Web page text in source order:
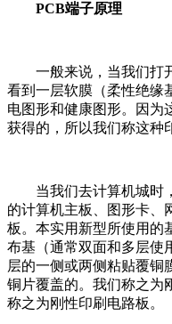
PCB端子原理
一般来说，当我们打开
看到一层软膜（柔性绝缘
电图形和健康图形。因为
获得的，所以我们称这种
当我们去计算机城时，
的计算机主板、图形卡、
板。本实用新型所使用的
布基（通常双面和多层使
层的一侧或两侧粘贴覆铜
铜片覆盖的。我们称之为
称之为刚性印刷电路板。